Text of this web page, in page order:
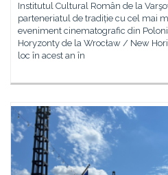
Institutul Cultural Român de la
parteneriatul de tradiție cu cel mai
eveniment cinematografic din
Horyzonty de la Wrocław / New
loc în acest an în